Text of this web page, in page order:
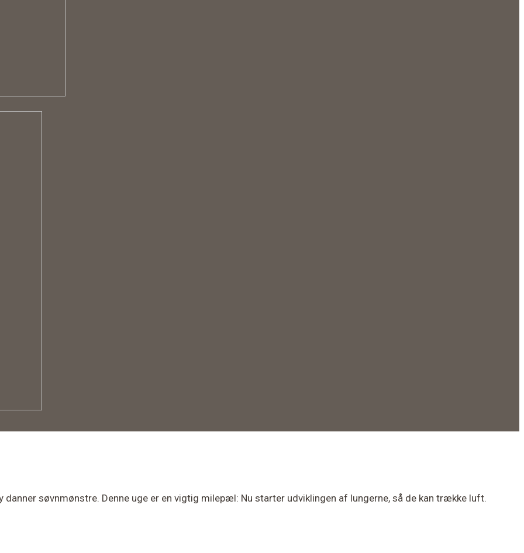
søvnmønstre. Denne uge er en vigtig milepæl: Nu starter udviklingen af lungerne, så de kan trække luft.